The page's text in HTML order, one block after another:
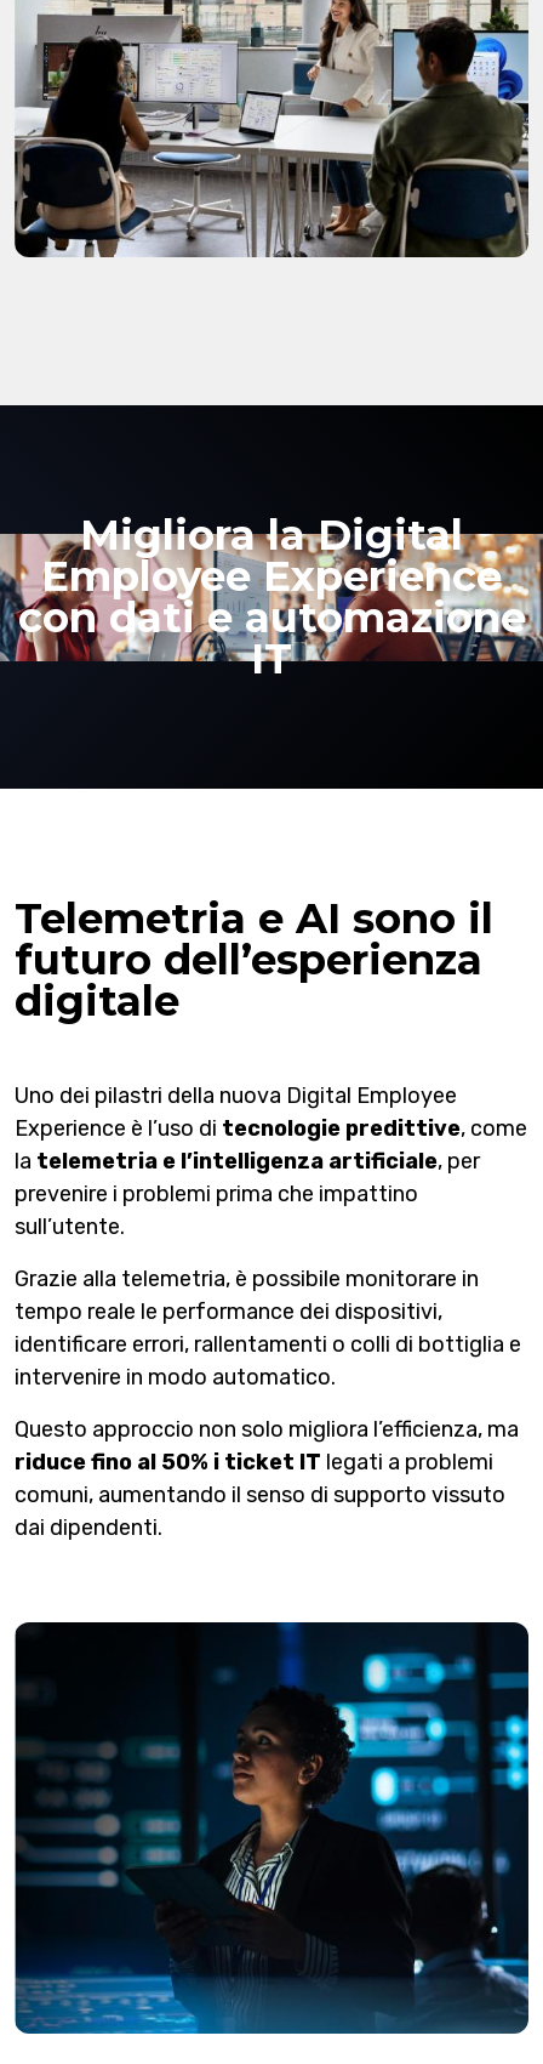
Migliora la Digital
Employee Experience
con dati e automazione
IT
Telemetria e AI sono il
futuro dell’esperienza
digitale
Uno dei pilastri della nuova Digital Employee
Experience è l’uso di tecnologie predittive, come
la telemetria e l’intelligenza artificiale, per
prevenire i problemi prima che impattino
sull’utente.
Grazie alla telemetria, è possibile monitorare in
tempo reale le performance dei dispositivi,
identificare errori, rallentamenti o colli di bottiglia e
intervenire in modo automatico.
Questo approccio non solo migliora l’efficienza, ma
riduce fino al 50% i ticket IT legati a problemi
comuni, aumentando il senso di supporto vissuto
dai dipendenti.